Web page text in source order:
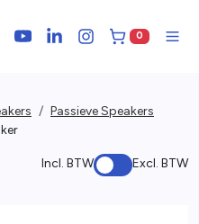
YouTubeLinkedInInstagram
0
Passieve Speakers
Incl. BTW Excl. BTW